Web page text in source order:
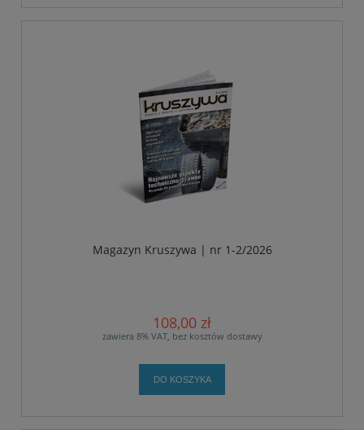
Magazyn Kruszywa | nr 1-2/2026
108,00 zł
zawiera 8% VAT, bez kosztów dostawy
DO KOSZYKA